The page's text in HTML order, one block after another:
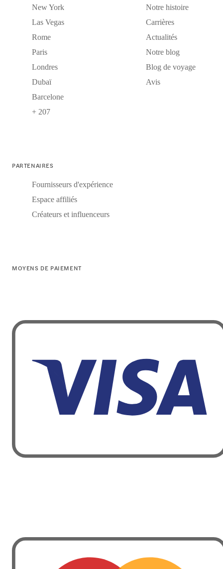
New York
Las Vegas
Rome
Paris
Londres
Dubaï
Barcelone
+ 207
Notre histoire
Carrières
Actualités
Notre blog
Blog de voyage
Avis
PARTENAIRES
Fournisseurs d'expérience
Espace affiliés
Créateurs et influenceurs
MOYENS DE PAIEMENT